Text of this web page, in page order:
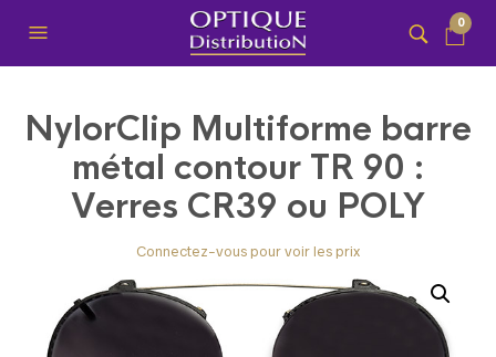
0
NylorClip Multiforme barre
métal contour TR 90 :
Verres CR39 ou POLY
Connectez-vous pour voir les prix